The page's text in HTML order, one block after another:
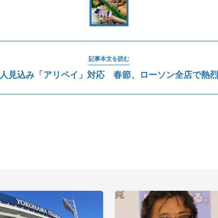
記事本文を読む
見込み「アリペイ」対応 春節、ローソン全店で熱